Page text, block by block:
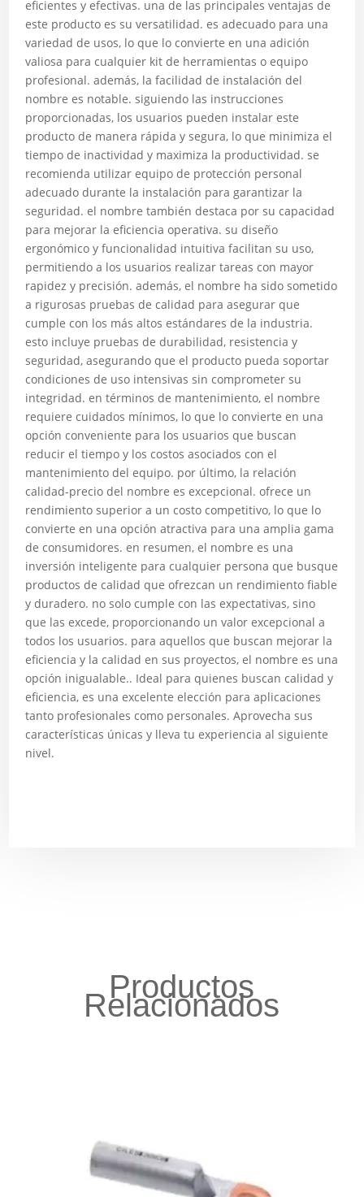
eficientes y efectivas. una de las principales ventajas de
este producto es su versatilidad. es adecuado para una
variedad de usos, lo que lo convierte en una adición
valiosa para cualquier kit de herramientas o equipo
profesional. además, la facilidad de instalación del
nombre es notable. siguiendo las instrucciones
proporcionadas, los usuarios pueden instalar este
producto de manera rápida y segura, lo que minimiza el
tiempo de inactividad y maximiza la productividad. se
recomienda utilizar equipo de protección personal
adecuado durante la instalación para garantizar la
seguridad. el nombre también destaca por su capacidad
para mejorar la eficiencia operativa. su diseño
ergonómico y funcionalidad intuitiva facilitan su uso,
permitiendo a los usuarios realizar tareas con mayor
rapidez y precisión. además, el nombre ha sido sometido
a rigurosas pruebas de calidad para asegurar que
cumple con los más altos estándares de la industria.
esto incluye pruebas de durabilidad, resistencia y
seguridad, asegurando que el producto pueda soportar
condiciones de uso intensivas sin comprometer su
integridad. en términos de mantenimiento, el nombre
requiere cuidados mínimos, lo que lo convierte en una
opción conveniente para los usuarios que buscan
reducir el tiempo y los costos asociados con el
mantenimiento del equipo. por último, la relación
calidad-precio del nombre es excepcional. ofrece un
rendimiento superior a un costo competitivo, lo que lo
convierte en una opción atractiva para una amplia gama
de consumidores. en resumen, el nombre es una
inversión inteligente para cualquier persona que busque
productos de calidad que ofrezcan un rendimiento fiable
y duradero. no solo cumple con las expectativas, sino
que las excede, proporcionando un valor excepcional a
todos los usuarios. para aquellos que buscan mejorar la
eficiencia y la calidad en sus proyectos, el nombre es una
opción inigualable.. Ideal para quienes buscan calidad y
eficiencia, es una excelente elección para aplicaciones
tanto profesionales como personales. Aprovecha sus
características únicas y lleva tu experiencia al siguiente
nivel.
Productos
Relacionados